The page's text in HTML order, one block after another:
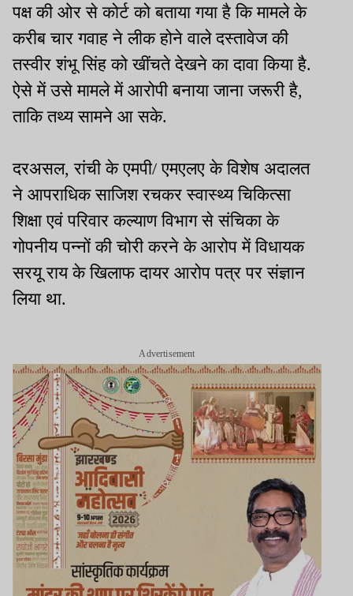
पक्ष की ओर से कोर्ट को बताया गया है कि मामले के
करीब चार गवाह ने लीक होने वाले दस्तावेज की
तस्वीर शंभू सिंह को खींचते देखने का दावा किया है.
ऐसे में उसे मामले में आरोपी बनाया जाना जरूरी है,
ताकि तथ्य सामने आ सके.
दरअसल, रांची के एमपी/ एमएलए के विशेष अदालत
ने आपराधिक साजिश रचकर स्वास्थ्य चिकित्सा
शिक्षा एवं परिवार कल्याण विभाग से संचिका के
गोपनीय पन्नों की चोरी करने के आरोप में विधायक
सरयू राय के खिलाफ दायर आरोप पत्र पर संज्ञान
लिया था.
Advertisement